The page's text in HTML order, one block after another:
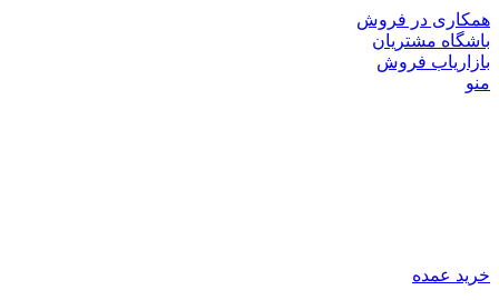
همکاری در فروش
باشگاه مشتریان
بازاریاب فروش
منو
خرید عمده